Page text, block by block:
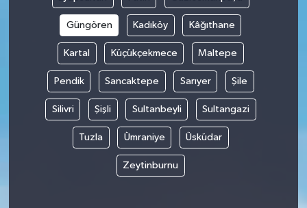
Güngören Kadıköy Kâğıthane
Kartal Küçükçekmece Maltepe
Pendik Sancaktepe Sarıyer Şile
Silivri Şişli Sultanbeyli Sultangazi
Tuzla Ümraniye Üsküdar
Zeytinburnu